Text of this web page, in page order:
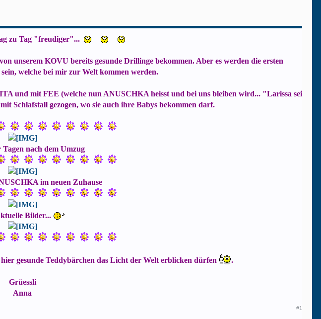
zu Tag "freudiger"...
unserem KOVU bereits gesunde Drillinge bekommen. Aber es werden die ersten
welche bei mir zur Welt kommen werden.
und mit FEE (welche nun ANUSCHKA heisst und bei uns bleiben wird... "Larissa sei
Schlafstall gezogen, wo sie auch ihre Babys bekommen darf.
nach dem Umzug
im neuen Zuhause
Bilder...
gesunde Teddybärchen das Licht der Welt erblicken dürfen .
Grüessli
Anna
#1